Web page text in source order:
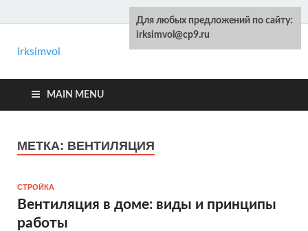
Irksimvol
Kelot.ru
MAIN MENU
МЕТКА: ВЕНТИЛЯЦИЯ
СТРОЙКА
Вентиляция в доме: виды и принципы
работы
Для любых предложений по сайту:
irksimvol@cp9.ru